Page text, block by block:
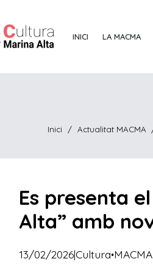
INICI LA MACMA
Inici / Actualitat MACMA
Es presenta
Alta” amb
13/02/2026|Cultura·MACMA